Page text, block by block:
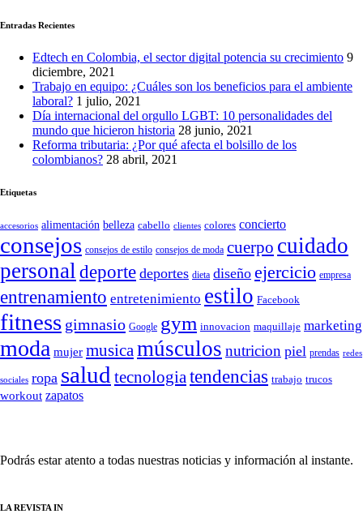
Entradas Recientes
Edtech en Colombia, el sector digital potencia su crecimiento 9
diciembre, 2021
Trabajo en equipo: ¿Cuáles son los beneficios para el ambiente
laboral? 1 julio, 2021
Día internacional del orgullo LGBT: 10 personalidades del
mundo que hicieron historia 28 junio, 2021
Reforma tributaria: ¿Por qué afecta el bolsillo de los
colombianos? 28 abril, 2021
Etiquetas
accesorios alimentación belleza cabello clientes colores concierto
consejos consejos de estilo consejos de moda cuerpo cuidado
personal deporte deportes dieta diseño ejercicio empresa
entrenamiento entretenimiento estilo Facebook
fitness gimnasio Google gym innovacion maquillaje marketing
moda mujer musicamúsculos nutricion piel prendas redes
sociales ropa salud tecnologiatendencias trabajo trucos
workout zapatos
Podrás estar atento a todas nuestras noticias y información al instante.
LA REVISTA IN